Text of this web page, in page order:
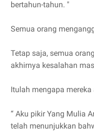
bertahun-tahun. "
Semua orang
Tetap saja, semua
akhirnya kesalahan
Itulah mengapa mereka
“ Aku pikir Yang Mulia
telah menunjukkan